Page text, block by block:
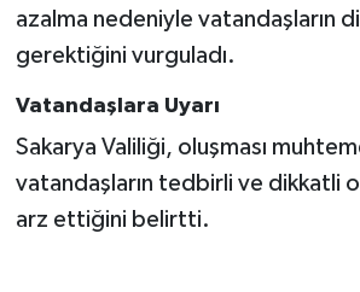
azalma nedeniyle vatandaşların
gerektiğini vurguladı.
Vatandaşlara Uyarı
Sakarya Valiliği, oluşması
vatandaşların tedbirli ve dikkatli
arz ettiğini belirtti.